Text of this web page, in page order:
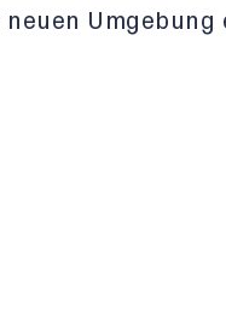
neuen Umgebung